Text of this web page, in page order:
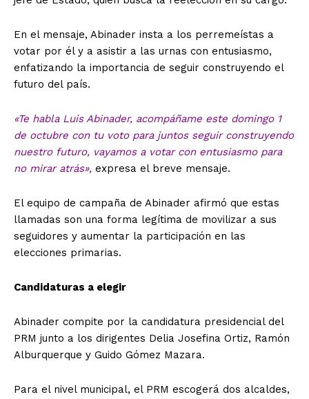
En el mensaje, Abinader insta a los perremeístas a
votar por él y a asistir a las urnas con entusiasmo,
enfatizando la importancia de seguir construyendo el
futuro del país.
«Te habla Luis Abinader, acompáñame este domingo 1
de octubre con tu voto para juntos seguir construyendo
nuestro futuro, vayamos a votar con entusiasmo para
no mirar atrás», expresa el breve mensaje.
El equipo de campaña de Abinader afirmó que estas
llamadas son una forma legítima de movilizar a sus
seguidores y aumentar la participación en las
elecciones primarias.
Candidaturas a elegir
Abinader compite por la candidatura presidencial del
PRM junto a los dirigentes Delia Josefina Ortiz, Ramón
Alburquerque y Guido Gómez Mazara.
Para el nivel municipal, el PRM escogerá dos alcaldes,